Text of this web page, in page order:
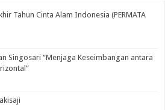
Tahun Cinta Alam Indonesia (PERMATA
Singosari “Menjaga Keseimbangan antara